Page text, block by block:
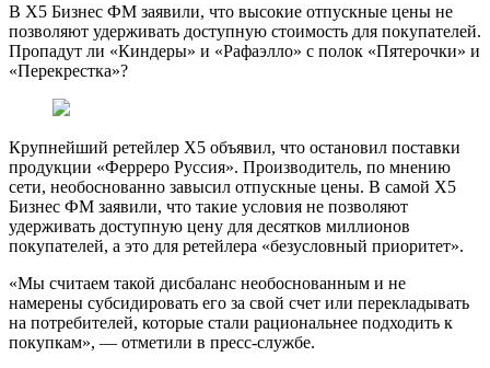
В X5 Бизнес ФМ заявили, что высокие отпускные цены не
позволяют удерживать доступную стоимость для покупателей.
Пропадут ли «Киндеры» и «Рафаэлло» с полок «Пятерочки» и
«Перекрестка»?
Крупнейший ретейлер X5 объявил, что остановил поставки
продукции «Ферреро Руссия». Производитель, по мнению
сети, необоснованно завысил отпускные цены. В самой X5
Бизнес ФМ заявили, что такие условия не позволяют
удерживать доступную цену для десятков миллионов
покупателей, а это для ретейлера «безусловный приоритет».
«Мы считаем такой дисбаланс необоснованным и не
намерены субсидировать его за свой счет или перекладывать
на потребителей, которые стали рациональнее подходить к
покупкам», — отметили в пресс-службе.